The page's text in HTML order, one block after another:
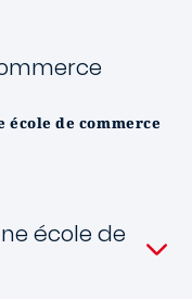
école de commerce
école de